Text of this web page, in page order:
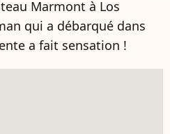
Marmont à Los
qui a débarqué dans
a fait sensation !